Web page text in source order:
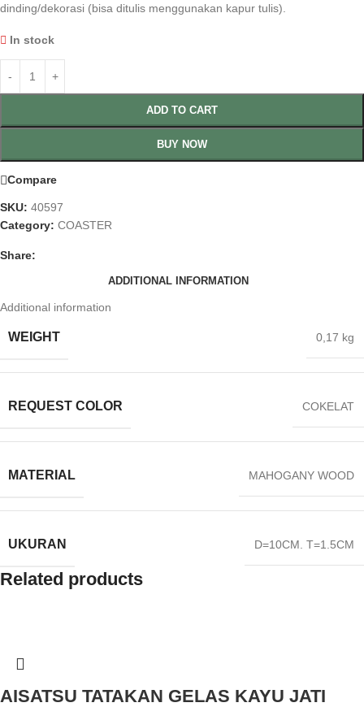
dinding/dekorasi (bisa ditulis menggunakan kapur tulis).
In stock
ADD TO CART
BUY NOW
Compare
SKU: 40597
Category: COASTER
Share:
ADDITIONAL INFORMATION
Additional information
WEIGHT 0,17 kg
REQUEST COLOR COKELAT
MATERIAL MAHOGANY WOOD
UKURAN D=10CM. T=1.5CM
Related products
AISATSU TATAKAN GELAS KAYU JATI